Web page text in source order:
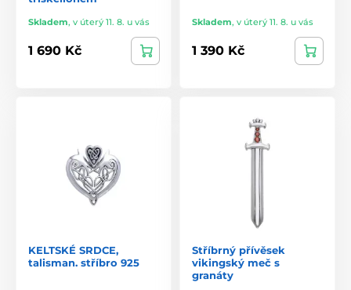
Skladem, v úterý 11. 8. u vás
1 690 Kč
Skladem, v úterý 11. 8. u vás
1 390 Kč
KELTSKÉ SRDCE,
talisman. stříbro 925
Stříbrný přívěsek
vikingský meč s
granáty